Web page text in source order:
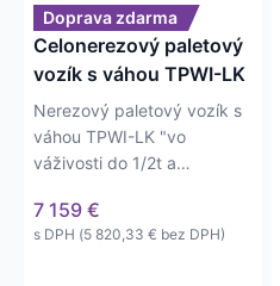
Doprava zdarma
Celonerezový paletový
vozík s váhou TPWI-LK
Nerezový paletový vozík s
váhou TPWI-LK "vo
váživosti do 1/2t a
Indikátor s LCD displejom
umožňuje…
7 159 €
s DPH (5 820,33 € bez DPH)